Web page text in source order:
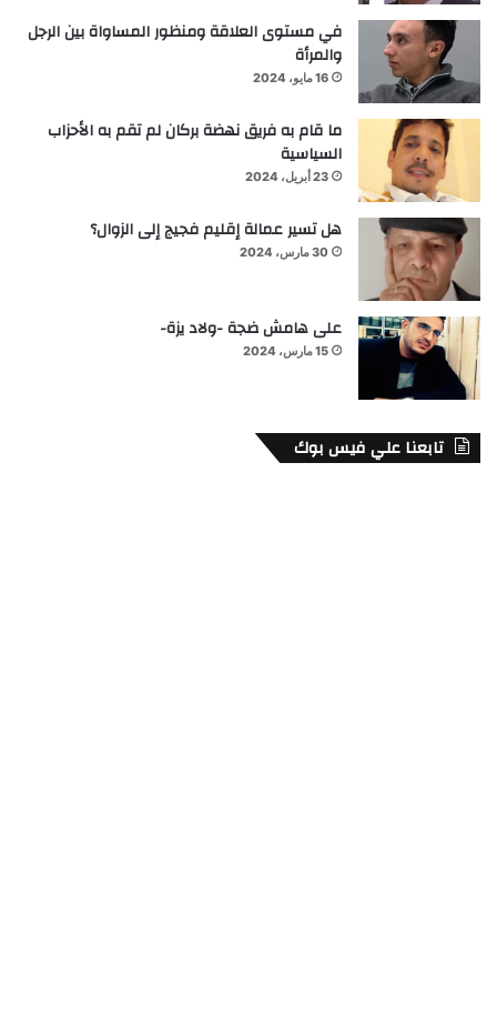
في مستوى العلاقة ومنظور المساواة بين الرجل
والمرأة
16 مايو، 2024
ما قام به فريق نهضة بركان لم تقم به الأحزاب
السياسية
23 أبريل، 2024
هل تسير عمالة إقليم فجيج إلى الزوال؟
30 مارس، 2024
على هامش ضجة -ولاد يزة-
15 مارس، 2024
تابعنا علي فيس بوك